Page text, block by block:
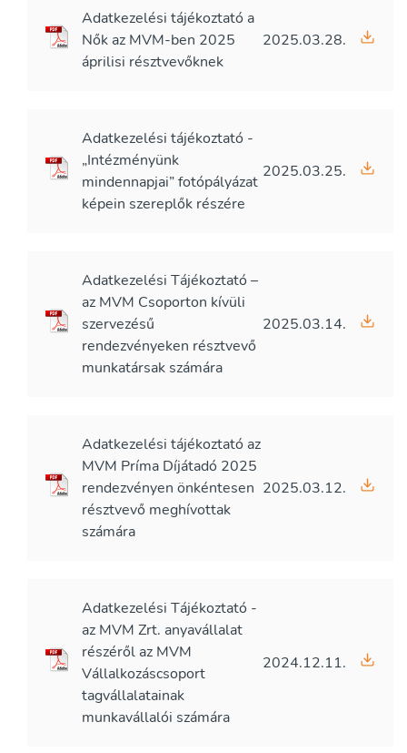
Adatkezelési tájékoztató a
Nők az MVM-ben 2025
áprilisi résztvevőknek
2025.03.28.
Adatkezelési tájékoztató -
„Intézményünk
mindennapjai” fotópályázat
képein szereplők részére
2025.03.25.
Adatkezelési Tájékoztató –
az MVM Csoporton kívüli
szervezésű
rendezvényeken résztvevő
munkatársak számára
2025.03.14.
Adatkezelési tájékoztató az
MVM Príma Díjátadó 2025
rendezvényen önkéntesen
résztvevő meghívottak
számára
2025.03.12.
Adatkezelési Tájékoztató -
az MVM Zrt. anyavállalat
részéről az MVM
Vállalkozáscsoport
tagvállalatainak
munkavállalói számára
2024.12.11.